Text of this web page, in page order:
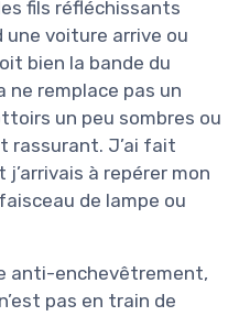
fils réfléchissants
voiture arrive ou
bien la bande du
ne remplace pas un
un peu sombres ou
rassurant. J’ai fait
à repérer mon
de lampe ou
anti-enchevêtrement,
pas en train de